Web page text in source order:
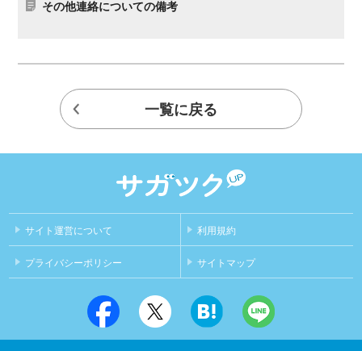
その他連絡についての備考
一覧に戻る
サイト運営について 利用規約
プライバシーポリシー サイトマップ